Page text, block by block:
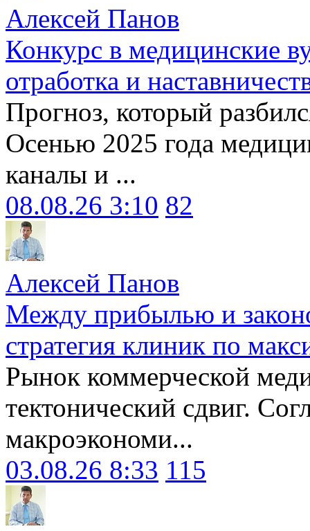
Алексей Панов
Конкурс в медицинские
отработка и
Прогноз, который
Осенью 2025 года
каналы и ...
08.08.26 3:10 82
Алексей Панов
Между прибылью и
стратегия клиник по
Рынок коммерческой
тектонический сдвиг.
макроэкономи...
03.08.26 8:33 115